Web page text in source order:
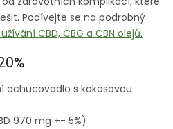
Podívejte se na podrobný
CBD, CBG a CBN olejů.
ochucovadlo s kokosovou
970 mg +- 5%)